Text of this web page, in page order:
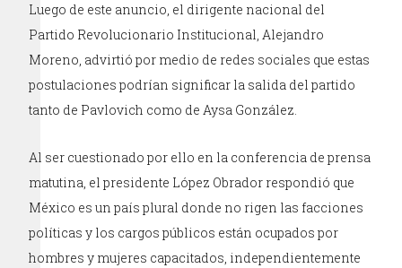
Luego de este anuncio, el dirigente nacional del
Partido Revolucionario Institucional, Alejandro
Moreno, advirtió por medio de redes sociales que estas
postulaciones podrían significar la salida del partido
tanto de Pavlovich como de Aysa González.
Al ser cuestionado por ello en la conferencia de prensa
matutina, el presidente López Obrador respondió que
México es un país plural donde no rigen las facciones
políticas y los cargos públicos están ocupados por
hombres y mujeres capacitados, independientemente